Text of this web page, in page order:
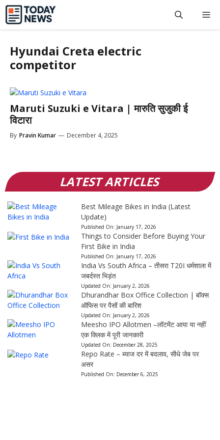
Skip
content
Hyundai Creta electric
competitor
Maruti Suzuki e Vitara | मारुति सुजुकी ई
विटारा
By Pravin Kumar — December 4, 2025
LATEST ARTICLES
Best Mileage Bikes in India (Latest
Update)
Published On: January 17, 2026
Things to Consider Before Buying Your
First Bike in India
Published On: January 17, 2026
India Vs South Africa – तीसरा T20I धर्मशाला में
जबर्दस्त भिड़ंत
Updated On: January 2, 2026
Dhurandhar Box Office Collection | बॉक्स
ऑफिस पर पैसों की बारिश
Updated On: January 2, 2026
Meesho IPO Allotmen –लॉटमेंट आया या नहीं
एक क्लिक में पूरी जानकारी
Updated On: December 28, 2025
Repo Rate – ब्याज दर में बदलाव, सीधे जेब पर
असर
Published On: December 6, 2025